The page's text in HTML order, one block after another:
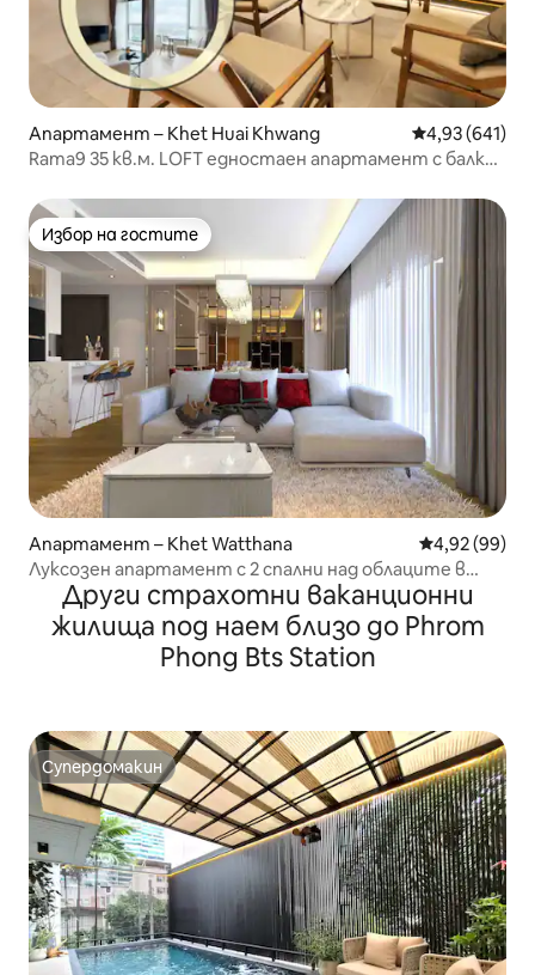
Апартамент – Khet Huai Khwang Средна
4,93 (641)
Rama9 35 кв.м. LOFT едностаен апартамент с балкон
нощния пазар на влака/близо до Тонглор
Избор на гостите
Избор на гостите
Апартамент – Khet Watthana Средна
4,92 (99)
Луксозен апартамент с 2 спални над облаците в
първокласен район на Банкок
Други страхотни ваканционни
жилища под наем близо до Phrom
Phong Bts Station
Супердомакин
Супердомакин